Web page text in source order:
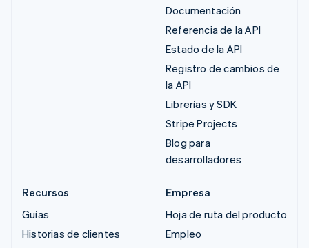
Documentación
Referencia de la API
Estado de la API
Registro de cambios de
la API
Librerías y SDK
Stripe Projects
Blog para
desarrolladores
Recursos
Guías
Historias de clientes
Empresa
Hoja de ruta del producto
Empleo